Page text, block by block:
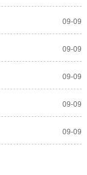
09-09
09-09
09-09
09-09
09-09